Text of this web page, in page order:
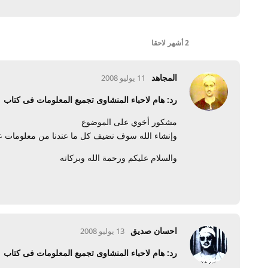
2 أشهر لاحقا
المجاهد 11 يوليو 2008
رد: هام لاحباء المنشاوى تجميع المعلومات فى كتاب
مشكور أخوي على الموضوع
وإنشاء الله سوف نضيف كل ما عندنا من معلومات
والسلام عليكم ورحمة الله وبركاته
احسان صديق 13 يوليو 2008
رد: هام لاحباء المنشاوى تجميع المعلومات فى كتاب